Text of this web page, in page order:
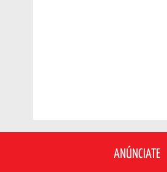
ANÚNCIATE